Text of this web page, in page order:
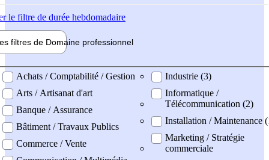
le filtre de durée hebdomadaire
filtres de Domaine professionnel
professionel
Achats / Comptabilité / Gestion
Arts / Artisanat d'art
Banque / Assurance
Bâtiment / Travaux Publics
Commerce / Vente
Industrie (3)
Informatique /
Télécommunication (2)
Installation / Maintenance
Marketing / Stratégie
commerciale